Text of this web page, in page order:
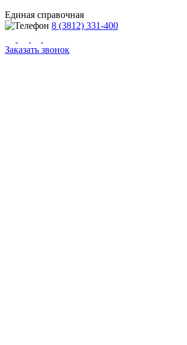
Единая справочная
8 (3812) 331-400
Заказать звонок